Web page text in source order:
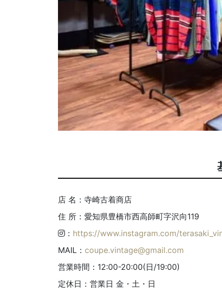
店 名：寺崎古着商店
住 所：愛知県豊橋市西高師町字沢向119
： https://www.instagram.com/
MAIL： coupe.vintage@gmail.com
営業時間：12:00-20:00(日/19:00)
定休日：営業日 金・土・日